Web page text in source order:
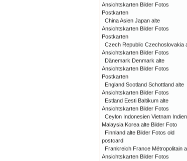
Ansichtskarten Bilder Fotos
Postkarten
China Asien Japan alte
Ansichtskarten Bilder Fotos
Postkarten
Czech Republic Czechoslovakia
Ansichtskarten Bilder Fotos
Dänemark Denmark alte
Ansichtskarten Bilder Fotos
Postkarten
England Scotland Schottland alte
Ansichtskarten Bilder Fotos
Estland Eesti Baltikum alte
Ansichtskarten Bilder Fotos
Ceylon Indonesien Vietnam Indien
Malaysia Korea alte Bilder Foto
Finnland alte Bilder Fotos old
postcard
Frankreich France Métropolitain
Ansichtskarten Bilder Fotos